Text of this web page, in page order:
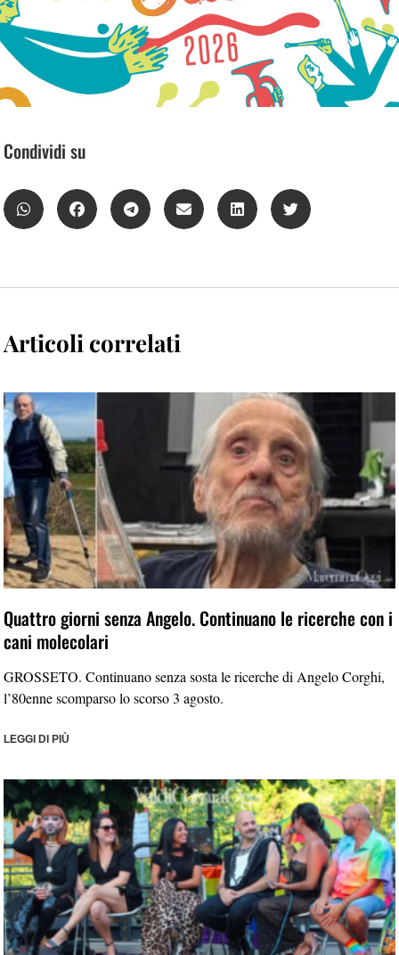
Condividi su
Articoli correlati
Quattro giorni senza Angelo. Continuano le ricerche con i
cani molecolari
GROSSETO. Continuano senza sosta le ricerche di Angelo Corghi,
l’80enne scomparso lo scorso 3 agosto.
LEGGI DI PIÙ